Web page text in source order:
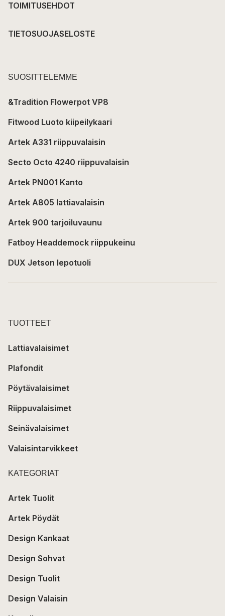
TOIMITUSEHDOT
TIETOSUOJASELOSTE
SUOSITTELEMME
&Tradition Flowerpot VP8
Fitwood Luoto kiipeilykaari
Artek A331 riippuvalaisin
Secto Octo 4240 riippuvalaisin
Artek PN001 Kanto
Artek A805 lattiavalaisin
Artek 900 tarjoiluvaunu
Fatboy Headdemock riippukeinu
DUX Jetson lepotuoli
TUOTTEET
Lattiavalaisimet
Plafondit
Pöytävalaisimet
Riippuvalaisimet
Seinävalaisimet
Valaisintarvikkeet
KATEGORIAT
Artek Tuolit
Artek Pöydät
Design Kankaat
Design Sohvat
Design Tuolit
Design Valaisin